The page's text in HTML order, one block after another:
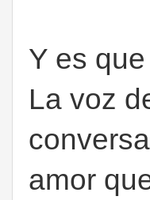
Y es que
La voz
amor